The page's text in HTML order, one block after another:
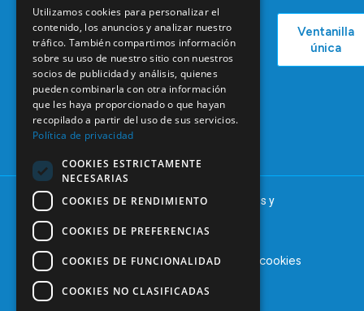
C/ Mauricio
Legendre,
28046
91 561 29 05
informacion@coem.org.es
Bolsa de
Formación
Continuada
Tablón de
anuncios
COEM
Podcast
Actualidad
Ventanilla
única
© 2025 – COEM – Colegio Oficial de Odontólogos y
Aviso legalPolítica de privacidad Política de cookies
Utilizamos cookies para personalizar el
contenido, los anuncios y analizar nuestro
tráfico. También compartimos información
sobre su uso de nuestro sitio con nuestros
socios de publicidad y análisis, quienes
pueden combinarla con otra información
que les haya proporcionado o que hayan
recopilado a partir del uso de sus servicios.
Política de privacidad
COOKIES ESTRICTAMENTE
NECESARIAS
COOKIES DE RENDIMIENTO
COOKIES DE PREFERENCIAS
COOKIES DE FUNCIONALIDAD
COOKIES NO CLASIFICADAS